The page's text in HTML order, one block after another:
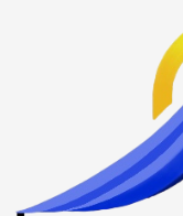
Envíos gratis